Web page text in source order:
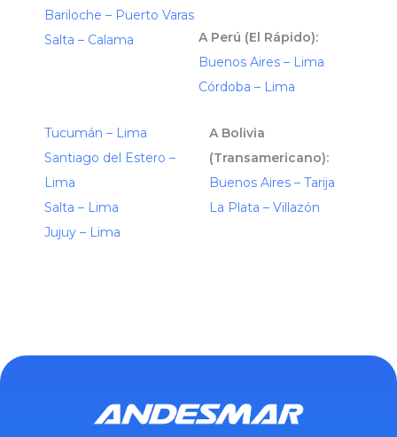
Bariloche – Puerto Varas
Salta – Calama
A Perú (El Rápido):
Buenos Aires – Lima
Córdoba – Lima
Tucumán – Lima
Santiago del Estero –
Lima
Salta – Lima
Jujuy – Lima
A Bolivia
(Transamericano):
Buenos Aires – Tarija
La Plata – Villazón